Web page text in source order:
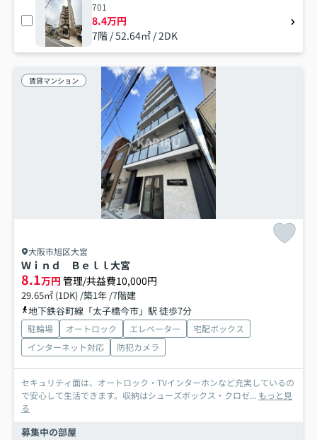
701
8.4万円
7階 / 52.64㎡ / 2DK
賃貸マンション
大阪市旭区大宮
Ｗｉｎｄ Ｂｅｌｌ大宮
8.1万円 管理/共益費10,000円
29.65㎡ (1DK) /築1年 /7階建
地下鉄谷町線「太子橋今市」駅 徒歩7分
駐輪場 オートロック エレベーター
宅配ボックス
インターネット対応
防犯カメラ
セキュリティ面は、オートロック・TVインターホンなど充実しているの
で安心して生活できます。収納はシューズボックス・クロゼ... もっと見
る
募集中の部屋